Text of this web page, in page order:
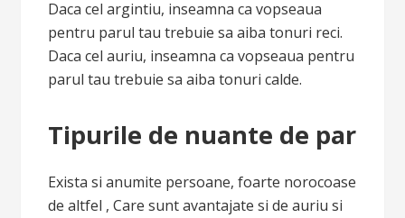
Daca cel argintiu, inseamna ca vopseaua
pentru parul tau trebuie sa aiba tonuri reci.
Daca cel auriu, inseamna ca vopseaua pentru
parul tau trebuie sa aiba tonuri calde.
Tipurile de nuante de par
Exista si anumite persoane, foarte norocoase
de altfel , Care sunt avantajate si de auriu si